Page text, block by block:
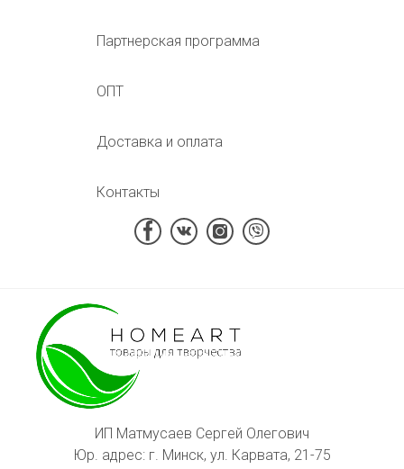
Партнерская программа
ОПТ
Доставка и оплата
Контакты
ИП Матмусаев Сергей Олегович
Юр. адрес: г. Минск, ул. Карвата, 21-75